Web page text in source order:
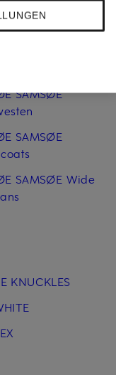
SAMSØE
SAMSØE
SAMSØE
SAMSØE Wide
KNUCKLES